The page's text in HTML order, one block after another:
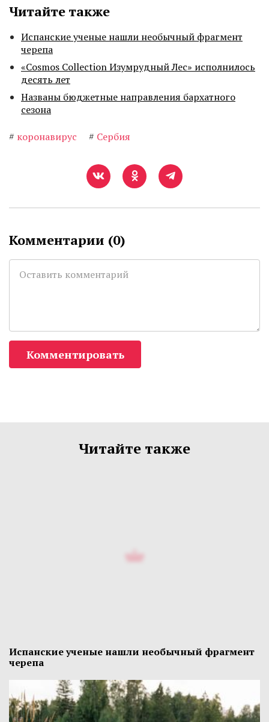
Читайте также
Испанские ученые нашли необычный фрагмент
черепа
«Cosmos Collection Изумрудный Лес» исполнилось
десять лет
Названы бюджетные направления бархатного
сезона
# коронавирус # Сербия
Комментарии (0)
Комментировать
Читайте также
Испанские ученые нашли необычный фрагмент
черепа